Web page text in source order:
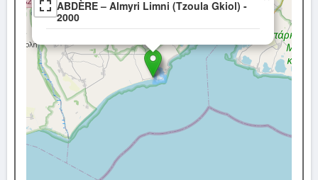
ABDÈRE – Almyri Limni (Tzoula Gkiol) -
2000